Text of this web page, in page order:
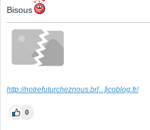
Bisous
http://notrefuturcheznous.br[...]icoblog.fr/
0